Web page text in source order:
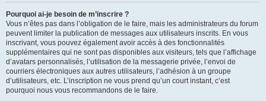
Pourquoi ai-je besoin de m’inscrire ?
Vous n’êtes pas dans l’obligation de le faire, mais les administrateurs du forum
peuvent limiter la publication de messages aux utilisateurs inscrits. En vous
inscrivant, vous pouvez également avoir accès à des fonctionnalités
supplémentaires qui ne sont pas disponibles aux visiteurs, tels que l’affichage
d’avatars personnalisés, l’utilisation de la messagerie privée, l’envoi de
courriers électroniques aux autres utilisateurs, l’adhésion à un groupe
d’utilisateurs, etc. L’inscription ne vous prend qu’un court instant, c’est
pourquoi nous vous recommandons de le faire.